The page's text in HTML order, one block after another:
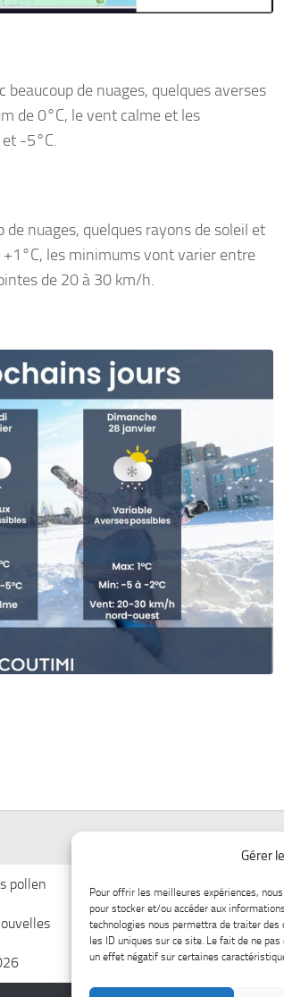
Gérer
Pour offrir les meilleures expériences,
pour stocker et/ou accéder aux
technologies nous permettra de traiter
les ID uniques sur ce site. Le fait de ne
un effet négatif sur certaines
de nuages, quelques averses
de 0°C, le vent calme et les
-5°C.
nuages, quelques rayons de soleil et
+1°C, les minimums vont varier entre
de 20 à 30 km/h.
pollen Qualité de l’air Statistiques
Afficher chez nous Lac-